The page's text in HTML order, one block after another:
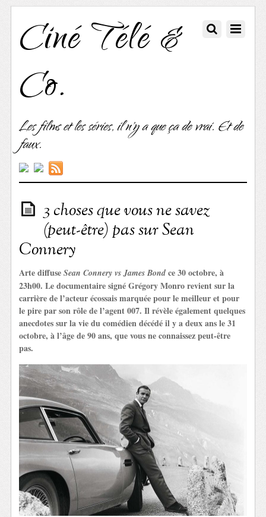
Ciné Télé &
Co.
Les films et les séries, il n'y a que ça de vrai. Et de
faux.
3 choses que vous ne savez
(peut-être) pas sur Sean
Connery
Arte diffuseSean Connery vs James Bond ce 30 octobre, à
23h00. Le documentaire signé Grégory Monro revient sur la
carrière de l’acteur écossais marquée pour le meilleur et pour
le pire par son rôle de l’agent 007. Il révèle également quelques
anecdotes sur la vie du comédien décédé il y a deux ans le 31
octobre, à l’âge de 90 ans, que vous ne connaissez peut-être
pas.